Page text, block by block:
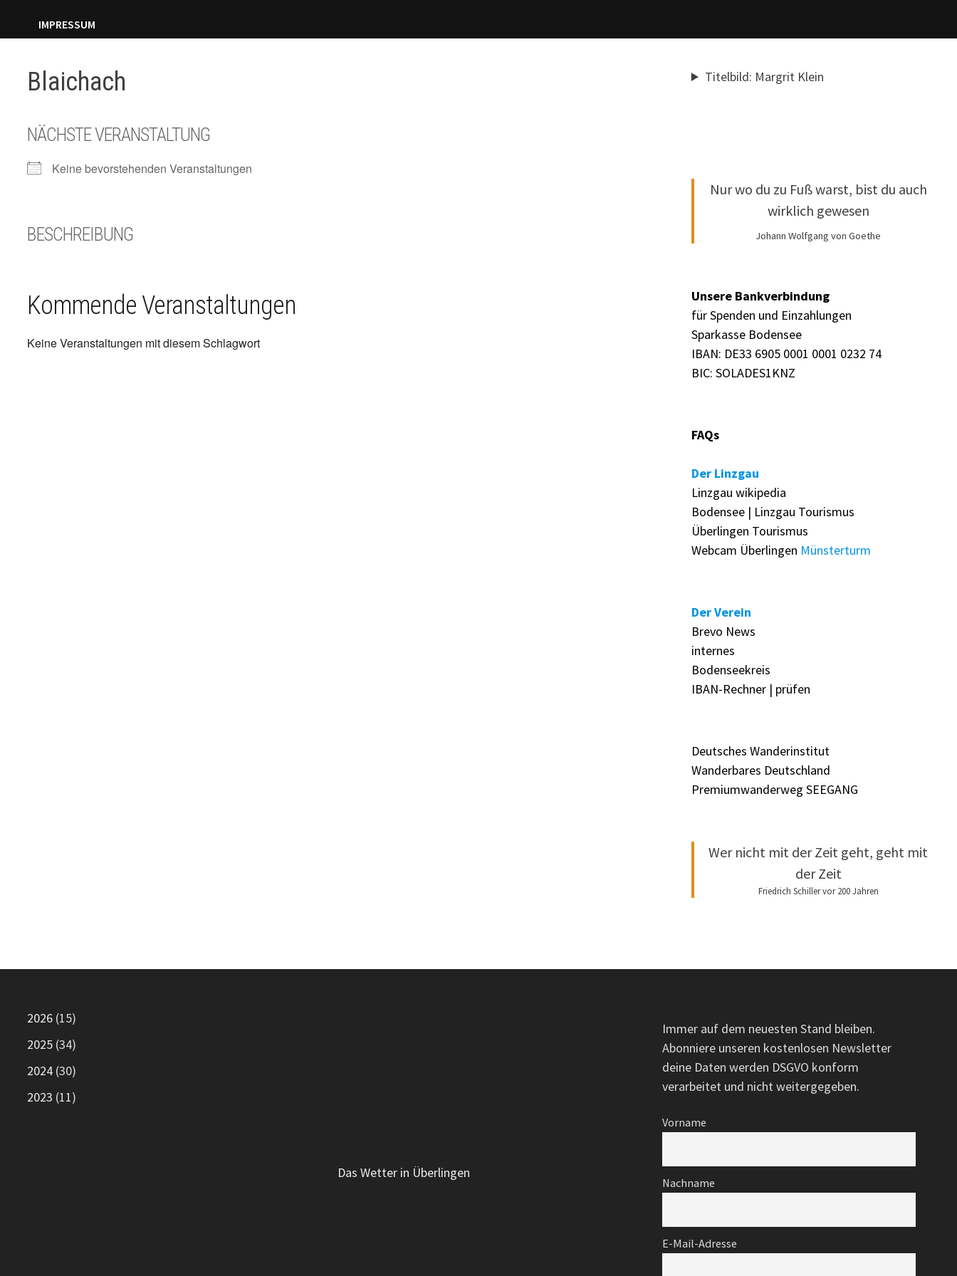
IMPRESSUM
Blaichach
NÄCHSTE VERANSTALTUNG
Keine bevorstehenden Veranstaltungen
BESCHREIBUNG
Kommende Veranstaltungen
Keine Veranstaltungen mit diesem Schlagwort
Titelbild: Margrit Klein
Nur wo du zu Fuß warst, bist du auch
wirklich gewesen
Johann Wolfgang von Goethe
Unsere Bankverbindung
für Spenden und Einzahlungen
Sparkasse Bodensee
IBAN: DE33 6905 0001 0001 0232 74
BIC: SOLADES1KNZ
FAQs
Der Linzgau
Linzgau wikipedia
Bodensee | Linzgau Tourismus
Überlingen Tourismus
Webcam Überlingen Münsterturm
Der Verein
Brevo News
internes
Bodenseekreis
IBAN-Rechner | prüfen
Deutsches Wanderinstitut
Wanderbares Deutschland
Premiumwanderweg SEEGANG
Wer nicht mit der Zeit geht, geht mit
der Zeit
Friedrich Schiller vor 200 Jahren
2026 (15)
2025 (34)
2024 (30)
2023 (11)
Das Wetter in Überlingen
Immer auf dem neuesten Stand bleiben.
Abonniere unseren kostenlosen Newsletter
deine Daten werden DSGVO konform
verarbeitet und nicht weitergegeben.
Vorname
Nachname
E-Mail-Adresse